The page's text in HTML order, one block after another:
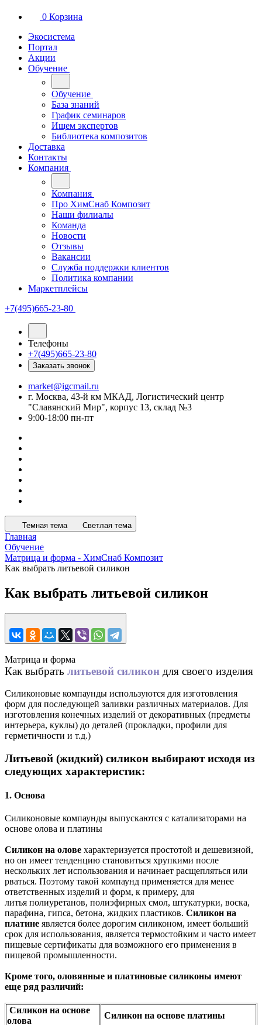
0 Корзина
Экосистема
Портал
Акции
Обучение
Обучение
База знаний
График семинаров
Ищем экспертов
Библиотека композитов
Доставка
Контакты
Компания
Компания
Про ХимСнаб Композит
Наши филиалы
Команда
Новости
Отзывы
Вакансии
Служба поддержки клиентов
Политика компании
Маркетплейсы
+7(495)665-23-80
Телефоны
+7(495)665-23-80
Заказать звонок
market@igcmail.ru
г. Москва, 43-й км МКАД, Логистический центр
"Славянский Мир", корпус 13, склад №3
9:00-18:00 пн-пт
Темная тема Светлая тема
Главная
Обучение
Матрица и форма - ХимСнаб Композит
Как выбрать литьевой силикон
Как выбрать литьевой силикон
Матрица и форма
Как выбрать литьевой силикон для своего изделия
Силиконовые компаунды используются для изготовления
форм для последующей заливки различных материалов. Для
изготовления конечных изделий от декоративных (предметы
интерьера, куклы) до деталей (прокладки, профили для
герметичности и т.д.)
Литьевой (жидкий) силикон выбирают исходя из
следующих характеристик:
1. Основа
Силиконовые компаунды выпускаются с катализаторами на
основе олова и платины
Силикон на олове характеризуется простотой и дешевизной,
но он имеет тенденцию становиться хрупкими после
нескольких лет использования и начинает расщепляться или
рваться. Поэтому такой компаунд применяется для менее
ответственных изделий и форм, к примеру, для
литья полиуретанов, полиэфирных смол, штукатурки, воска,
парафина, гипса, бетона, жидких пластиков. Силикон на
платине является более дорогим силиконом, имеет больший
срок для использования, является термостойким и часто имеет
пищевые сертификаты для возможного его применения в
пищевой промышленности.
Кроме того, оловянные и платиновые силиконы имеют
еще ряд различий:
Силикон на основе
олова
Силикон на основе платины